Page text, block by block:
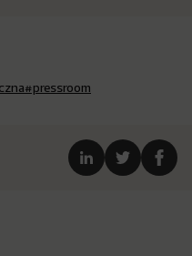
#pressroom